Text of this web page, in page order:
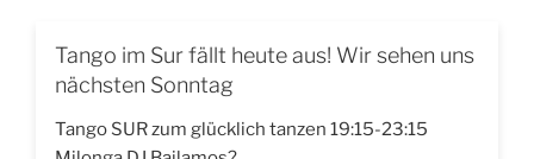
Tango im Sur fällt heute aus! Wir sehen uns
nächsten Sonntag
Tango SUR zum glücklich tanzen 19:15-23:15